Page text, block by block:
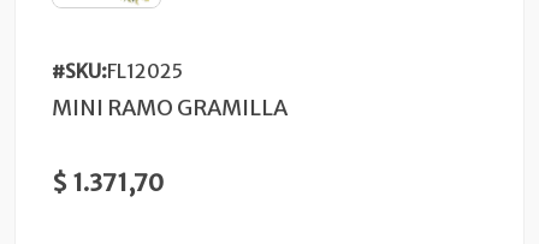
#SKU:FL12025
MINI RAMO GRAMILLA
$ 1.371,70